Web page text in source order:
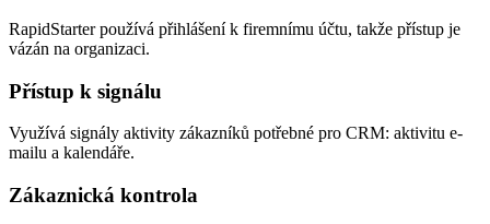
RapidStarter používá přihlášení k firemnímu účtu, takže přístup je
vázán na organizaci.
Přístup k signálu
Využívá signály aktivity zákazníků potřebné pro CRM: aktivitu e-
mailu a kalendáře.
Zákaznická kontrola